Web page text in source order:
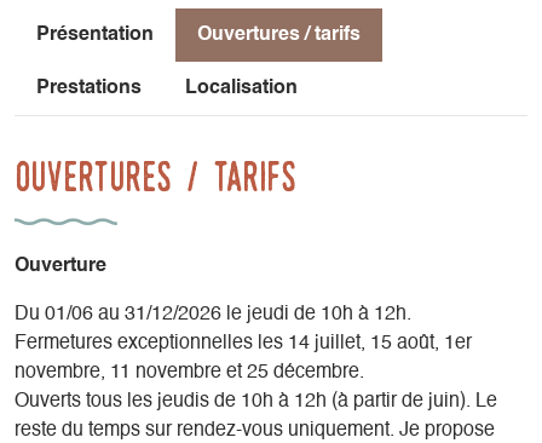
n'utiliser que des ingrédients actifs, rigoureusement
sélectionnés pour leurs qualités et leurs bienfaits.
Présentation Ouvertures / tarifs
Prestations Localisation
Ouvertures / tarifs
Ouverture
Du 01/06 au 31/12/2026 le jeudi de 10h à 12h.
Fermetures exceptionnelles les 14 juillet, 15 août, 1er
novembre, 11 novembre et 25 décembre.
Ouverts tous les jeudis de 10h à 12h (à partir de juin). Le
reste du temps sur rendez-vous uniquement. Je propose